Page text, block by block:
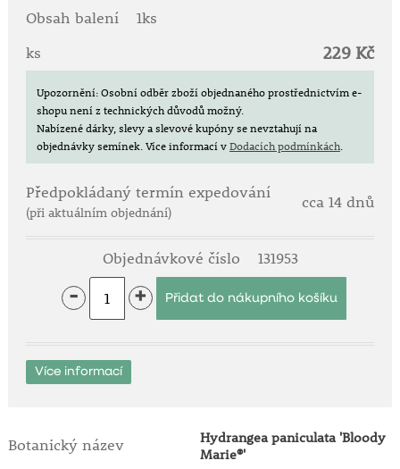
Obsah balení
1ks
ks
229 Kč
Upozornění: Osobní odběr zboží objednaného prostřednictvím e-
shopu není z technických důvodů možný.
Nabízené dárky, slevy a slevové kupóny se nevztahují na
objednávky semínek.Více informací vDodacích podmínkách.
Předpokládaný termín expedování
(při aktuálním objednání)
cca 14 dnů
Objednávkové číslo 131953
- +
Více informací
Botanický název
Hydrangea paniculata 'Bloody
Marie®'